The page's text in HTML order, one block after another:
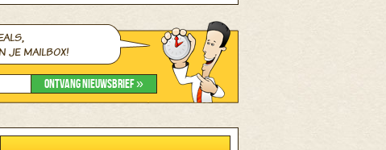
JE MAILBOX!